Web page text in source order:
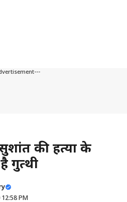
की हत्‍या के
गुत्‍थी
PM